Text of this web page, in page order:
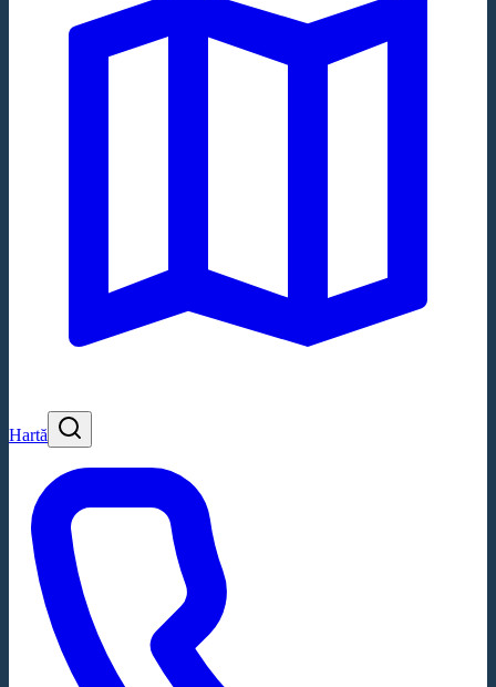
Hartă